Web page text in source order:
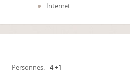
Internet
Personnes: 4 +1